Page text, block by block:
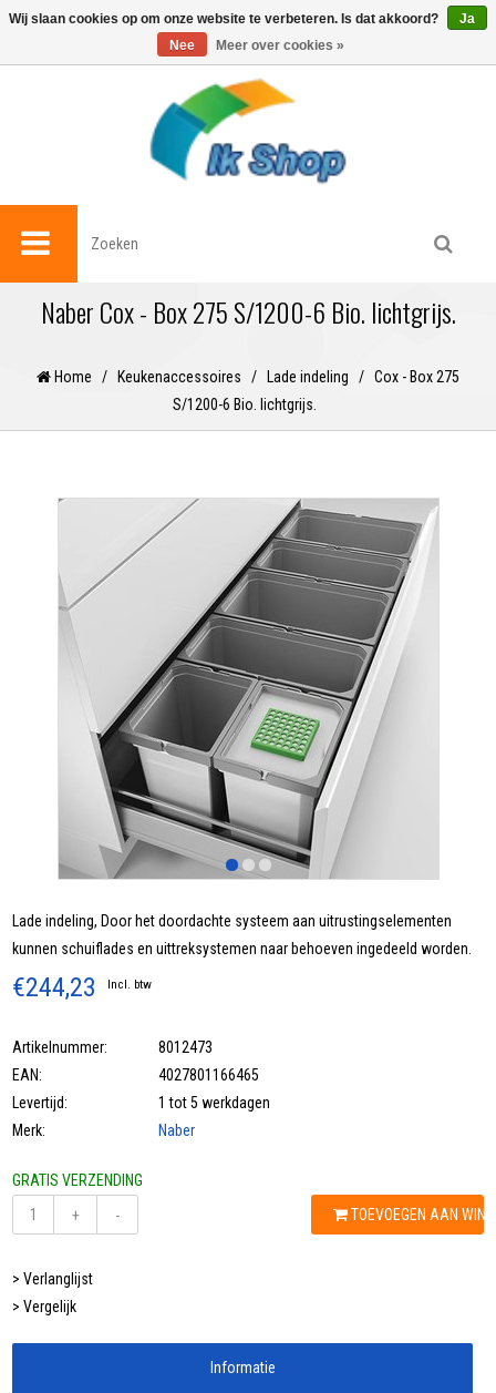
0
Naber Cox - Box 275 S/1200-6 Bio. lichtgrijs.
Home / Keukenaccessoires / Lade indeling / Cox - Box 275
S/1200-6 Bio. lichtgrijs.
Lade indeling, Door het doordachte systeem aan uitrustingselementen
kunnen schuiflades en uittreksystemen naar behoeven ingedeeld worden.
€244,23 Incl. btw
Artikelnummer:
8012473
EAN:
4027801166465
Levertijd:
1 tot 5 werkdagen
Merk:
Naber
GRATIS VERZENDING
+
- TOEVOEGEN AAN
> Verlanglijst
> Vergelijk
Informatie
Wij slaan cookies op om onze website te verbeteren. Is dat akkoord?
Ja
Nee
Meer over cookies »